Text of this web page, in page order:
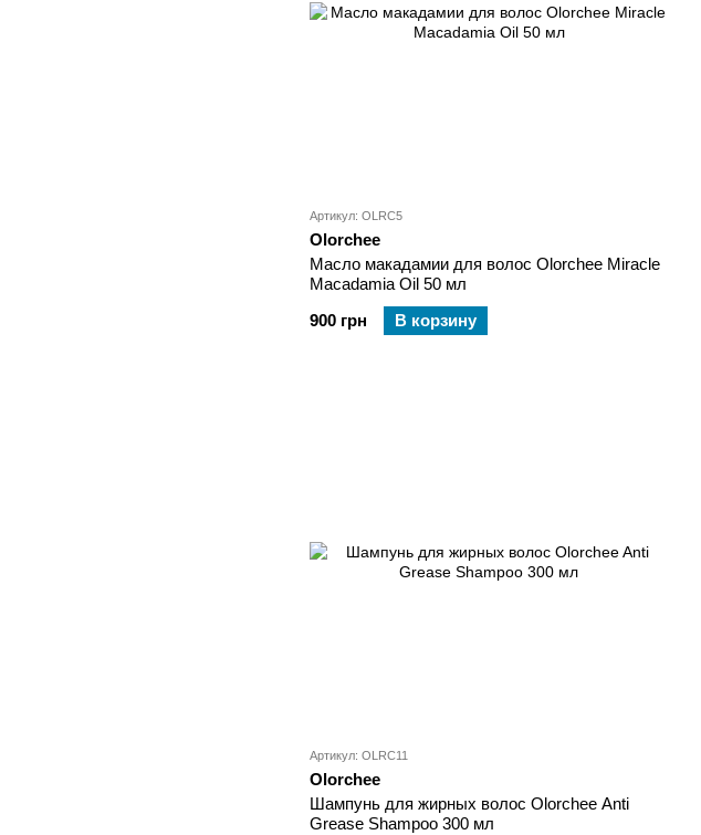
Артикул: OLRC5
Olorchee
Масло макадамии для волос Olorchee Miracle
Macadamia Oil 50 мл
900 грн
В корзину
Артикул: OLRC11
Olorchee
Шампунь для жирных волос Olorchee Anti
Grease Shampoo 300 мл